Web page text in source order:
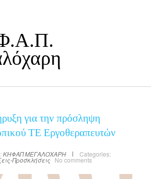
για την πρόσληψη
ΤΕ Εργοθεραπευτών
ΚΗΦΑΠ ΜΕΓΑΛΟΧΑΡΗ Categories:
Προσκλήσεις No comments